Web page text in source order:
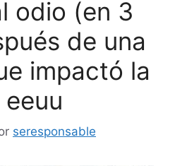
odio (en 3
de una
impactó la
seresponsable